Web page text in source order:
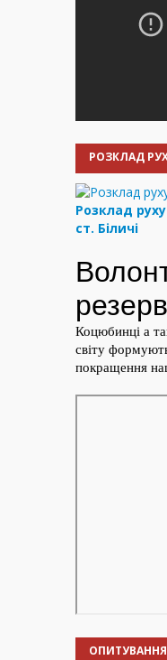
РОЗКЛАД
Розклад
ст. Біличі
ОПИТУВАННЯ